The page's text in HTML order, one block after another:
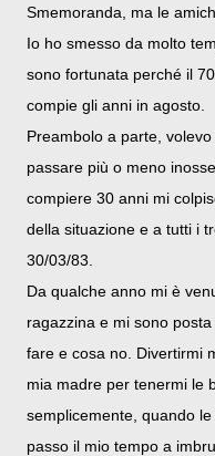
Smemoranda, ma le
Io ho smesso da molto
sono fortunata perché il
compie gli anni in agosto.
Preambolo a parte,
passare più o meno
compiere 30 anni mi
della situazione e a tutti i
30/03/83.
Da qualche anno mi è
ragazzina e mi sono
fare e cosa no. Divertirmi
mia madre per tenermi le
semplicemente, quando
passo il mio tempo a